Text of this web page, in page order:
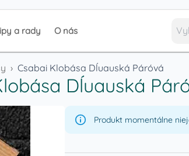
a rady O nás
› Csabai Klobása Dĺuauská Páróvá
Dĺuauská
Produkt momentálne